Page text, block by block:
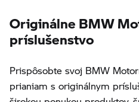
Originálne BMW
príslušenstvo
Prispôsobte svoj BMW
prianiam s originálnym